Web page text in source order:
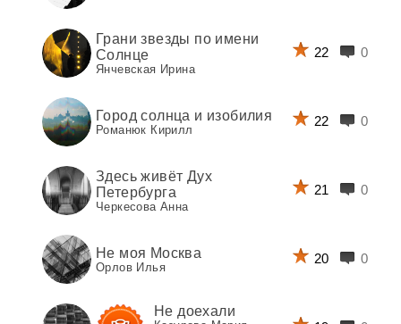
Грани звезды по имени
Солнце
Янчевская Ирина
22 0
Город солнца и изобилия
Романюк Кирилл
22 0
Здесь живёт Дух
Петербурга
Черкесова Анна
21 0
Не моя Москва
Орлов Илья
20 0
Не доехали